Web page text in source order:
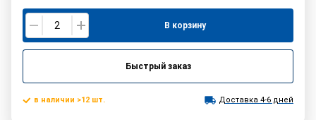
В корзину
Быстрый заказ
в наличии >12 шт. Доставка 4-6 дней